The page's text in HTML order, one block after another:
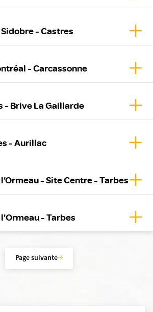
- Castres
- Carcassonne
- Brive La Gaillarde
- Aurillac
- Site Centre - Tarbes
- Tarbes
Page suivante